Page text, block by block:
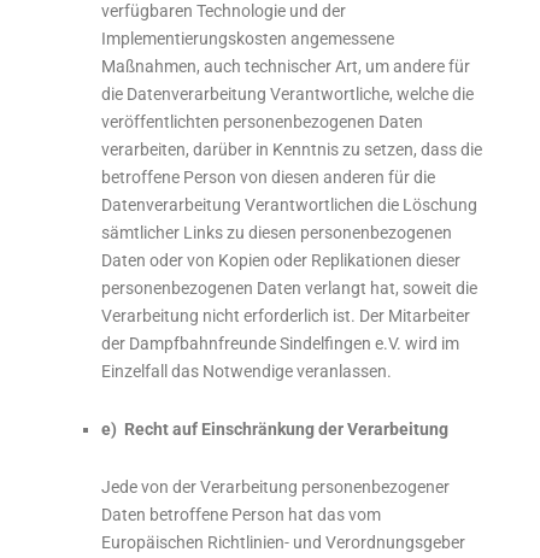
verfügbaren Technologie und der
Implementierungskosten angemessene
Maßnahmen, auch technischer Art, um andere für
die Datenverarbeitung Verantwortliche, welche die
veröffentlichten personenbezogenen Daten
verarbeiten, darüber in Kenntnis zu setzen, dass die
betroffene Person von diesen anderen für die
Datenverarbeitung Verantwortlichen die Löschung
sämtlicher Links zu diesen personenbezogenen
Daten oder von Kopien oder Replikationen dieser
personenbezogenen Daten verlangt hat, soweit die
Verarbeitung nicht erforderlich ist. Der Mitarbeiter
der Dampfbahnfreunde Sindelfingen e.V. wird im
Einzelfall das Notwendige veranlassen.
e) Recht auf Einschränkung der Verarbeitung
Jede von der Verarbeitung personenbezogener
Daten betroffene Person hat das vom
Europäischen Richtlinien- und Verordnungsgeber